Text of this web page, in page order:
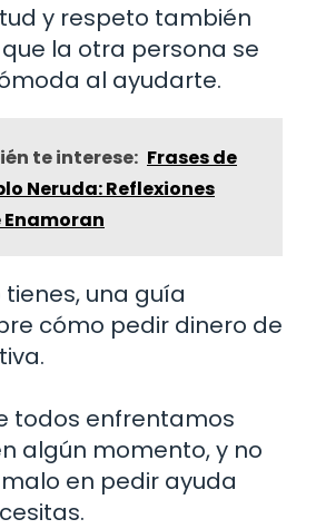
y respeto también
la otra persona se
al ayudarte.
te interese: Frases de
Neruda: Reflexiones
una guía
cómo pedir dinero de
todos enfrentamos
algún momento, y no
en pedir ayuda